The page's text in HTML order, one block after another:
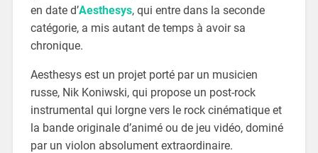
en date d’Aesthesys, qui entre dans la seconde
catégorie, a mis autant de temps à avoir sa
chronique.
Aesthesys est un projet porté par un musicien
russe, Nik Koniwski, qui propose un post-rock
instrumental qui lorgne vers le rock cinématique et
la bande originale d’animé ou de jeu vidéo, dominé
par un violon absolument extraordinaire.